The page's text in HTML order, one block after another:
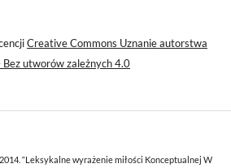
Creative Commons Uznanie autorstwa
utworów zależnych 4.0
“Leksykalne wyrażenie miłości Konceptualnej W